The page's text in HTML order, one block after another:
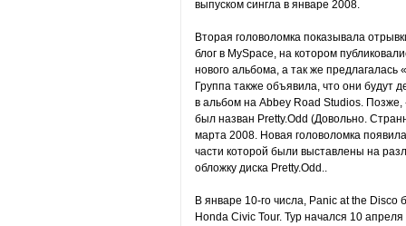
выпуском сингла в январе 2008.
Вторая головоломка показывала
блог в MySpace, на котором
нового альбома, а так же
Группа также объявила, что они будут
в альбом на Abbey Road Studios.
был назван Pretty.Odd (Довольно.
марта 2008. Новая головоломка
части которой были выставлены на
обложку диска Pretty.Odd..
В январе 10-го числа, Panic at the
Honda Civic Tour. Тур начался 10